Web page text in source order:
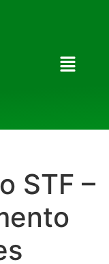
STF –